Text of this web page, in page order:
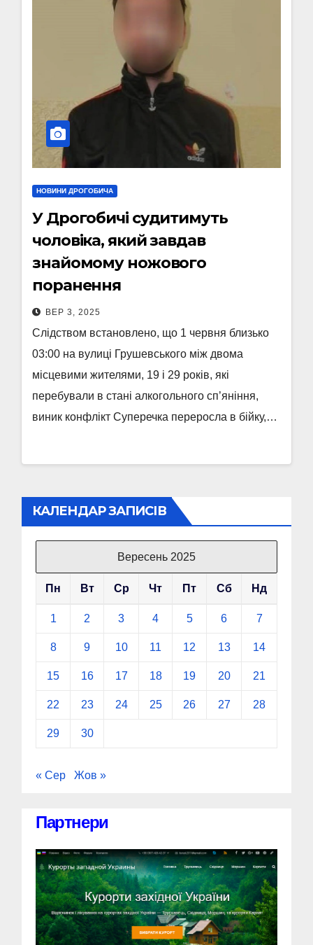
НОВИНИ ДРОГОБИЧА
У Дрогобичі судитимуть
чоловіка, який завдав
знайомому ножового
поранення
ВЕР 3, 2025
Слідством встановлено, що 1 червня близько
03:00 на вулиці Грушевського між двома
місцевими жителями, 19 і 29 років, які
перебували в стані алкогольного сп’яніння,
виник конфлікт Суперечка переросла в бійку,…
КАЛЕНДАР ЗАПИСІВ
Вересень 2025
Пн Вт Ср Чт Пт Сб Нд
1 2 3 4 5 6 7
8 9 10 11 12 13 14
15 16 17 18 19 20 21
22 23 24 25 26 27 28
29 30
« Сер Жов »
Партнери